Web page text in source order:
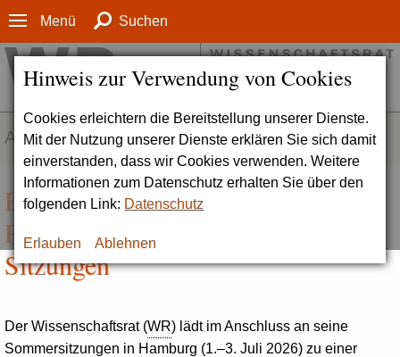
Hinweis zur Verwendung von Cookies
Cookies erleichtern die Bereitstellung unserer Dienste.
Mit der Nutzung unserer Dienste erklären Sie sich damit
einverstanden, dass wir Cookies verwenden. Weitere
Informationen zum Datenschutz erhalten Sie über den
folgenden Link: Datenschutz
Erlauben Ablehnen
Menü Suchen
AKTUELLES
Einladung | Digitale
Pressekonferenz nach den WR-
Sitzungen
Der Wissenschaftsrat (WR) lädt im Anschluss an seine
Sommersitzungen in Hamburg (1.–3. Juli 2026) zu einer